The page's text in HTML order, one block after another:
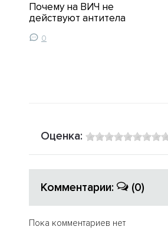
Почему на ВИЧ не
действуют антитела
0
Оценка:
Комментарии: (0)
Пока комментариев нет